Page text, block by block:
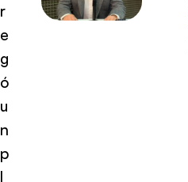
r
e
g
ó
u
n
p
l